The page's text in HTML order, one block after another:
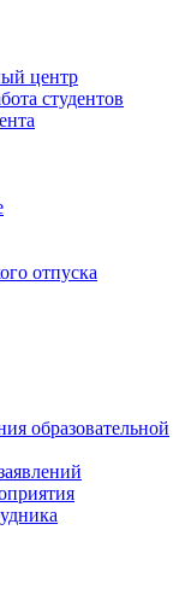
центр
студентов
отпуска
образовательной